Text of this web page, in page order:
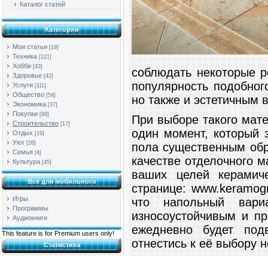
Каталог статей
Категории
Мои статьи [19]
Техника [121]
Хобби [43]
Здоровье [42]
Услуги [111]
Общество [54]
Экономика [37]
Покупки [98]
Строительство [17]
Отдых [19]
Уют [26]
Семья [4]
Культура [45]
Всё для мобильного
Игры
Программы
Аудиокниги
This feature is for Premium users only!
Статистика
соблюдать некоторые
популярность
но также и эстетичным
При выборе такого
один момент, который
пола существенным
качестве отделочного
ваших целей
странице:
что напольный
износоустойчивым и
ежедневно будет
отнестись к её выбору